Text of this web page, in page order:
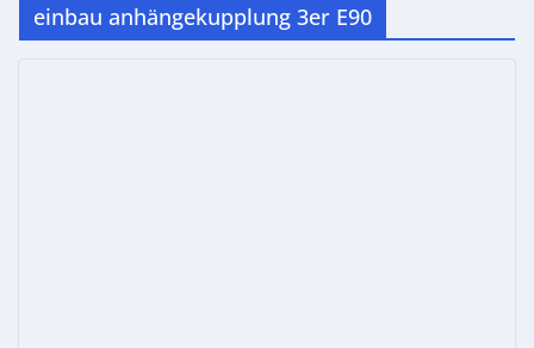
einbau anhängekupplung 3er E90